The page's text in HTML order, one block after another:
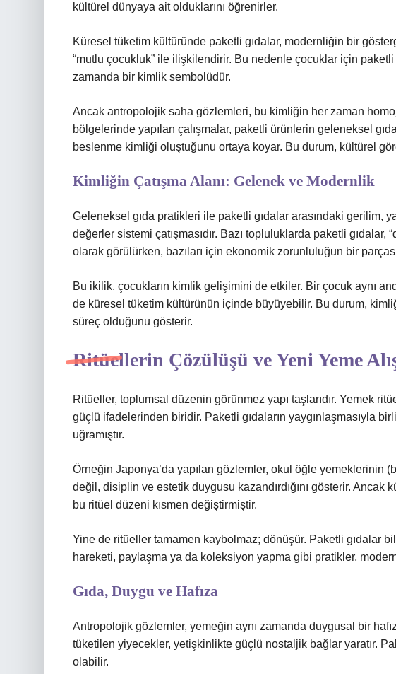
kültürel dünyaya ait olduklarını öğrenirler.
Küresel tüketim kültüründe paketli gıdalar, modernliğin bir
“mutlu çocukluk” ile ilişkilendirir. Bu nedenle çocuklar için paketli
zamanda bir kimlik sembolüdür.
Ancak antropolojik saha gözlemleri, bu kimliğin her zaman
bölgelerinde yapılan çalışmalar, paketli ürünlerin geleneksel
beslenme kimliği oluştuğunu ortaya koyar. Bu durum, kültürel
Kimliğin Çatışma Alanı: Gelenek ve Modernlik
Geleneksel gıda pratikleri ile paketli gıdalar arasındaki gerilim,
değerler sistemi çatışmasıdır. Bazı topluluklarda paketli gıdalar,
olarak görülürken, bazıları için ekonomik zorunluluğun bir
Bu ikilik, çocukların kimlik gelişimini de etkiler. Bir çocuk aynı
de küresel tüketim kültürünün içinde büyüyebilir. Bu durum,
süreç olduğunu gösterir.
Ritüellerin Çözülüşü ve Yeni Yeme
Ritüeller, toplumsal düzenin görünmez yapı taşlarıdır. Yemek
güçlü ifadelerinden biridir. Paketli gıdaların yaygınlaşmasıyla
uğramıştır.
Örneğin Japonya’da yapılan gözlemler, okul öğle yemeklerinin
değil, disiplin ve estetik duygusu kazandırdığını gösterir. Ancak
bu ritüel düzeni kısmen değiştirmiştir.
Yine de ritüeller tamamen kaybolmaz; dönüşür. Paketli gıdalar
hareketi, paylaşma ya da koleksiyon yapma gibi pratikler,
Gıda, Duygu ve Hafıza
Antropolojik gözlemler, yemeğin aynı zamanda duygusal bir
tüketilen yiyecekler, yetişkinlikte güçlü nostaljik bağlar yaratır.
olabilir.